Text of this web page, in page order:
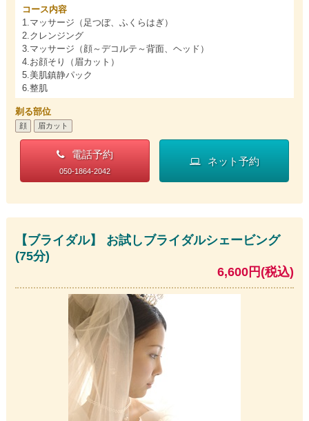
コース内容
1.マッサージ（足つぼ、ふくらはぎ）
2.クレンジング
3.マッサージ（顔～デコルテ～背面、ヘッド）
4.お顔そり（眉カット）
5.美肌鎮静パック
6.整肌
剃る部位
顔 眉カット
電話予約
050-1864-2042
ネット予約
【ブライダル】 お試しブライダルシェービング
(75分)
6,600円(税込)